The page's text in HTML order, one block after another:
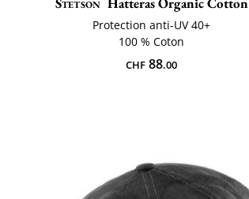
Protection anti-UV 40+
100 % Coton
CHF 88.00